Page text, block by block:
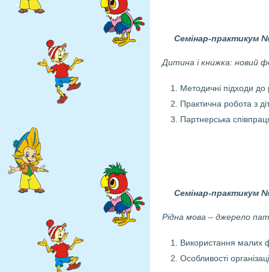
Семінар-практикум
Дитина і книжка: новий
Методичні підходи до
Практична робота з
Партнерська
Семінар-практикум
Рідна мова – джерело
Використання малих
Особливості